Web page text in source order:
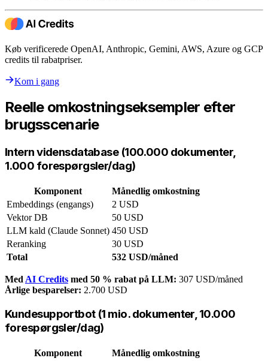
Køb verificerede OpenAI, Anthropic, Gemini, AWS, Azure og GCP
credits til rabatpriser.
Kom i gang
Reelle omkostningseksempler efter
brugsscenarie
Intern vidensdatabase (100.000 dokumenter,
1.000 forespørgsler/dag)
Komponent
Månedlig omkostning
Embeddings (engangs)
2 USD
Vektor DB
50 USD
LLM kald (Claude Sonnet) 450 USD
Reranking
30 USD
Total
532 USD/måned
Med AI Credits med 50 % rabat på LLM: 307 USD/måned
Årlige besparelser: 2.700 USD
Kundesupportbot (1 mio. dokumenter, 10.000
forespørgsler/dag)
Komponent
Månedlig omkostning